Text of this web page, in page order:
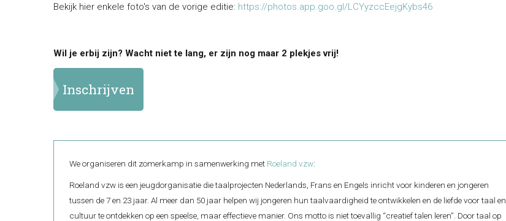
Bekijk hier enkele foto's van de vorige editie: https://photos.app.goo.gl/LCYyzccEejgKybs46
Wil je erbij zijn? Wacht niet te lang, er zijn nog maar 2 plekjes vrij!
Inschrijven
We organiseren dit zomerkamp in samenwerking met Roeland vzw:
Roeland vzw is een jeugdorganisatie die taalprojecten Nederlands, Frans en Engels inricht voor kinderen en jongeren
tussen de 7 en 23 jaar. Al meer dan 50 jaar helpen wij jongeren hun taalvaardigheid te ontwikkelen en de liefde voor taal en
cultuur te ontdekken op een speelse, maar effectieve manier. Ons motto is niet toevallig “creatief talen leren”. Door taal op